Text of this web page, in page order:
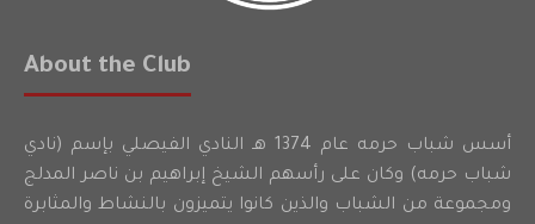
About the Club
أسس شباب حرمه عام 1374 هـ النادي الفيصلي بإسم (نادي
شباب حرمه) وكان على رأسهم الشيخ إبراهيم بن ناصر المدلج
ومجموعة من الشباب والذين كانوا يتميزون بالنشاط والمثابرة